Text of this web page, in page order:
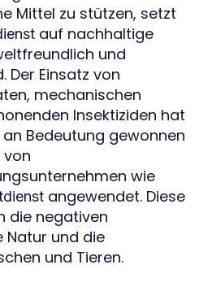
Mittel zu stützen, setzt
auf nachhaltige
und
Der Einsatz von
mechanischen
Insektiziden hat
Bedeutung gewonnen
von
wie
angewendet. Diese
die negativen
Natur und die
und Tieren.